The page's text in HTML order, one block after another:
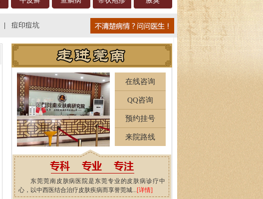
痘印痘坑
在线咨询
QQ咨询
预约挂号
来院路线
东莞莞南皮肤病医院是东莞专业的皮肤病诊疗中
心，以中西医结合治疗皮肤疾病而享誉莞城...[详情]